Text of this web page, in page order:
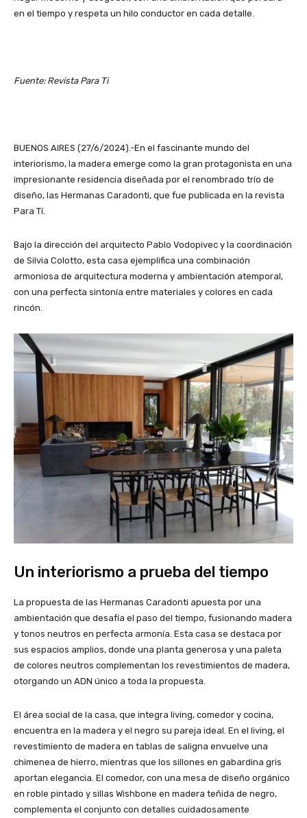
en el tiempo y respeta un hilo conductor en cada detalle.
Fuente: Revista Para Ti
BUENOS AIRES (27/6/2024).-En el fascinante mundo del
interiorismo, la madera emerge como la gran protagonista en una
impresionante residencia diseñada por el renombrado trío de
diseño, las Hermanas Caradonti, que fue publicada en la revista
Para Tí.
Bajo la dirección del arquitecto Pablo Vodopivec y la coordinación
de Silvia Colotto, esta casa ejemplifica una combinación
armoniosa de arquitectura moderna y ambientación atemporal,
con una perfecta sintonía entre materiales y colores en cada
rincón.
Un interiorismo a prueba del tiempo
La propuesta de las Hermanas Caradonti apuesta por una
ambientación que desafía el paso del tiempo, fusionando madera
y tonos neutros en perfecta armonía. Esta casa se destaca por
sus espacios amplios, donde una planta generosa y una paleta
de colores neutros complementan los revestimientos de madera,
otorgando un ADN único a toda la propuesta.
El área social de la casa, que integra living, comedor y cocina,
encuentra en la madera y el negro su pareja ideal. En el living, el
revestimiento de madera en tablas de saligna envuelve una
chimenea de hierro, mientras que los sillones en gabardina gris
aportan elegancia. El comedor, con una mesa de diseño orgánico
en roble pintado y sillas Wishbone en madera teñida de negro,
complementa el conjunto con detalles cuidadosamente